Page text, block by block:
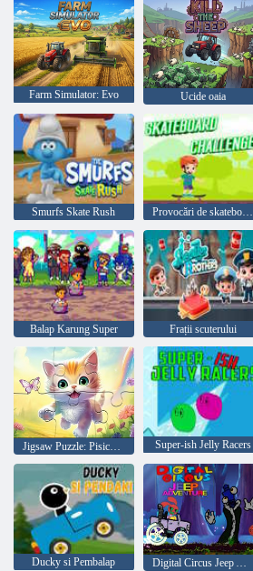
Farm Simulator: Evo Ucide oaia
Smurfs Skate Rush Provocări de skateboard
Balap Karung Super Frații scuterului
Super-ish Jelly Racers
Ducky si Pembalap Digital Circus Jeep Adventure